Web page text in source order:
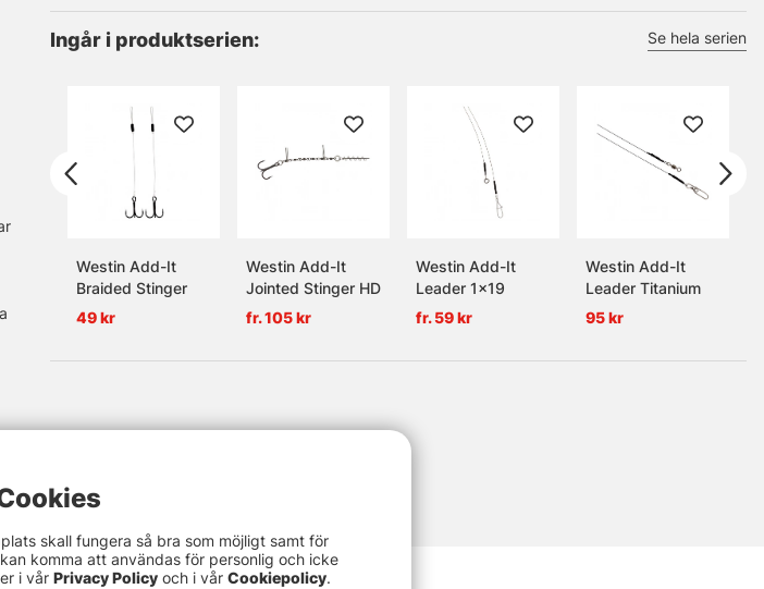
Ingår i produktserien: Se hela serien
Westin Add-It
Braided Stinger
49 kr
Westin Add-It
Jointed Stinger HD
fr. 105 kr
Westin Add-It
Leader 1x19
fr. 59 kr
Westin Add-It
Leader Titanium
95 kr
skall fungera så bra som möjligt samt för
komma att användas för personlig och icke
i vår Privacy Policy och i vår Cookiepolicy.